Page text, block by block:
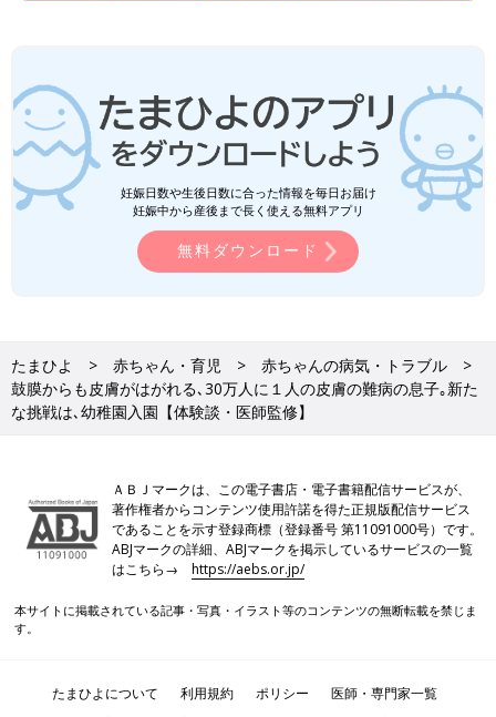
妊娠日数や生後日数に合った情報を毎日お届け
妊娠中から産後まで長く使える無料アプリ
無料ダウンロード
たまひよ 赤ちゃん・育児
赤ちゃんの病気・トラブル
鼓膜からも皮膚がはがれる､30万人に１人の皮膚の難病の息子｡新た
な挑戦は､幼稚園入園【体験談・医師監修】
ＡＢＪマークは、この電子書店・電子書籍配信サービスが、
著作権者からコンテンツ使用許諾を得た正規版配信サービス
であることを示す登録商標（登録番号 第11091000号）です。
ABJマークの詳細、ABJマークを掲示しているサービスの一覧
はこちら→https://aebs.or.jp/
本サイトに掲載されている記事・写真・イラスト等のコンテンツの無断転載を禁じま
す。
たまひよについて 利用規約 ポリシー
医師・専門家一覧